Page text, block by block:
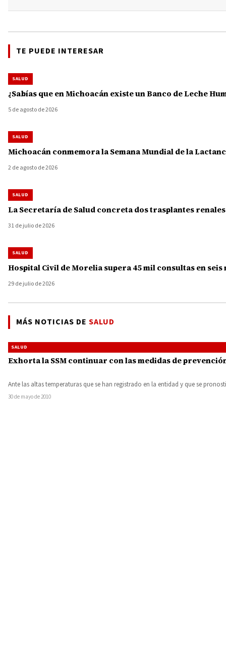
TE PUEDE INTERESAR
SALUD
¿Sabías que en Michoacán existe un Banco de Leche
5 de agosto de 2026
SALUD
Michoacán conmemora la Semana Mundial de la
2 de agosto de 2026
SALUD
La Secretaría de Salud concreta dos trasplantes
31 de julio de 2026
SALUD
Hospital Civil de Morelia supera 45 mil consultas en
29 de julio de 2026
MÁS NOTICIAS DE SALUD
SALUD
Exhorta la SSM continuar con las medidas de
Ante las altas temperaturas que se han registrado en la entidad y que se
30 de mayo de 2010